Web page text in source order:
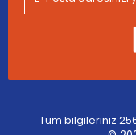
Tüm bilgileriniz